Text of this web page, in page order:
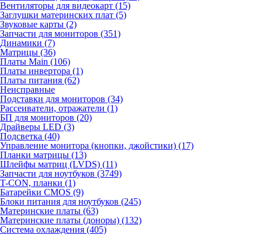
Вентиляторы для видеокарт (15)
Заглушки материнских плат (5)
Звуковые карты (2)
Запчасти для мониторов (351)
Динамики (7)
Матрицы (36)
Платы Main (106)
Платы инвертора (1)
Платы питания (62)
Неисправные
Подставки для мониторов (34)
Рассеиватели, отражатели (1)
БП для мониторов (20)
Драйверы LED (3)
Подсветка (40)
Управление монитора (кнопки, джойстики) (17)
Планки матрицы (13)
Шлейфы матриц (LVDS) (11)
Запчасти для ноутбуков (3749)
T-CON, планки (1)
Батарейки CMOS (9)
Блоки питания для ноутбуков (245)
Материнские платы (63)
Материнские платы (доноры) (132)
Система охлаждения (405)